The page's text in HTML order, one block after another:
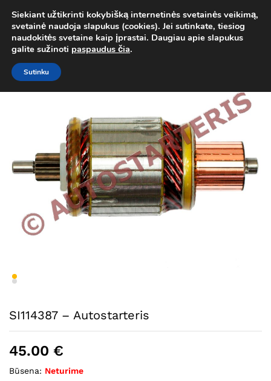
Atgal įKategorija
0
SI114387 – Autostarteris
45.00 €
Būsena: Neturime
Siekiant užtikrinti kokybišką internetinės svetainės veikimą,
svetainė naudoja slapukus (cookies). Jei sutinkate, tiesiog
naudokitės svetaine kaip įprastai. Daugiau apie slapukus
galite sužinoti paspaudus čia.
Sutinku